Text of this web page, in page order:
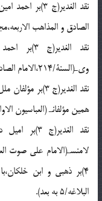
نقد الغدير(ج
الصادق و المذاهب الاربعه،مجلد 3/
نقد
وىـ(السنة/214،الامام الصادق و المذاهب الاربعه،مجلد 3/376).
نقد الغدير(ج
همين مؤلفانـ (العباسيون
نقد
4)بر ذهبى و ابن
البلاغه/5 به بعد).